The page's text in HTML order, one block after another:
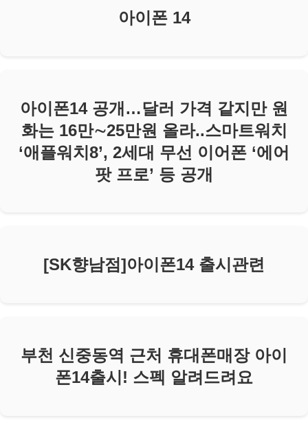
아이폰 14
아이폰14 공개…달러 가격 같지만 원
화는 16만∼25만원 올라..스마트워치
‘애플워치8’, 2세대 무선 이어폰 ‘에어
팟 프로’ 등 공개
[SK향남점]아이폰14 출시관련
부천 신중동역 근처 휴대폰매장 아이
폰14출시! 스펙 알려드려요